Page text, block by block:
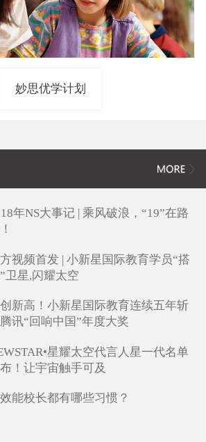
妙思优学计划
年NS大事记 | 乘风破浪，“19”在路
视频首发 | 小新星国际教育学员“搭
卫星,闪耀太空
新高！小新星国际教育连续五年斩
讯“回响中国”年度大奖
星耀太空代言人星一代名单
！让宇宙触手可及
能校长都有哪些习惯？